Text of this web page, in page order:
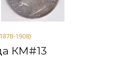
1908)
КМ#13